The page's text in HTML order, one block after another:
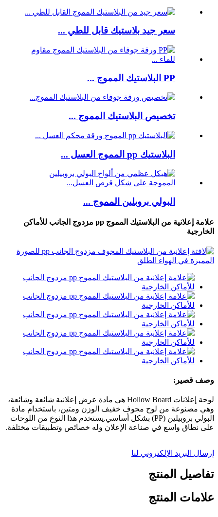
سعر جيد بلاستيك قابل للطي ...
PP البلاستيك المموج ...
تخصيص البلاستيك المموج ...
البلاستيك pp المموج العسل ...
البولي بروبلين المموج ...
علامة إعلانية من البلاستيك المموج pp مزدوج الجانب للأماكن
الخارجية
وصف قصير:
لوحة إعلانات Hollow Board هي مادة عرض إعلانية شائعة وشائعة،
وهي مصنوعة من لوح مجوف خفيف الوزن ومتين، باستخدام مادة
البولي بروبيلين (PP) بشكل أساسي.يستخدم هذا النوع من اللوحات
على نطاق واسع في صناعة الإعلان وله خصائص وتطبيقات مختلفة.
إرسال البريد الإلكتروني لنا
تفاصيل المنتج
علامات المنتج